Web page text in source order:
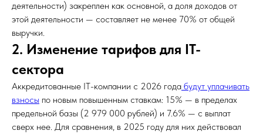
деятельности) закреплен как основной, а доля доходов от
этой деятельности — составляет не менее 70% от общей
выручки.
2. Изменение тарифов для IT-
сектора
Аккредитованные IT-компании с 2026 года будут уплачивать
взносы по новым повышенным ставкам: 15% — в пределах
предельной базы (2 979 000 рублей) и 7.6% — с выплат
сверх нее. Для сравнения, в 2025 году для них действовал